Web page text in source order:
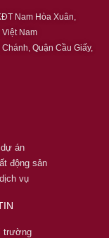
Nam Hòa Xuân,
Nam
Quận Cầu Giấy,
án
động sản
vụ
trường